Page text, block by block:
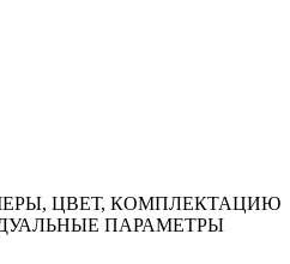
ЦВЕТ, КОМПЛЕКТАЦИЮ
ПАРАМЕТРЫ